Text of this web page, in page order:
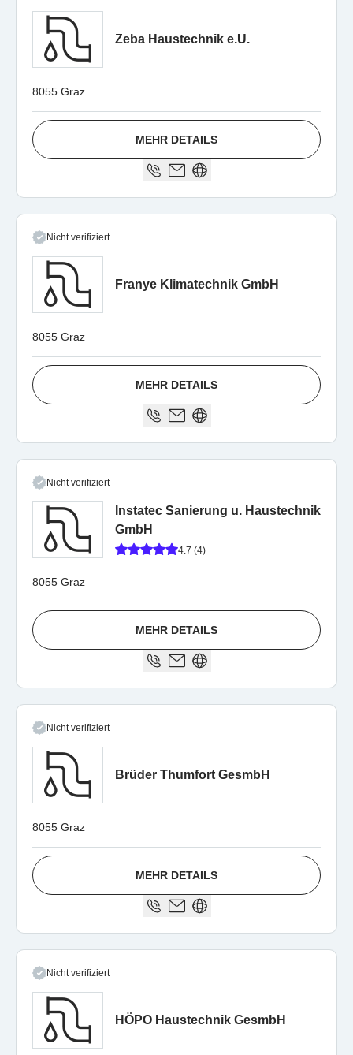
Zeba Haustechnik e.U.
8055 Graz
MEHR DETAILS
Nicht verifiziert
Franye Klimatechnik GmbH
8055 Graz
MEHR DETAILS
Nicht verifiziert
Instatec Sanierung u. Haustechnik
GmbH
4.7 (4)
8055 Graz
MEHR DETAILS
Nicht verifiziert
Brüder Thumfort GesmbH
8055 Graz
MEHR DETAILS
Nicht verifiziert
HÖPO Haustechnik GesmbH